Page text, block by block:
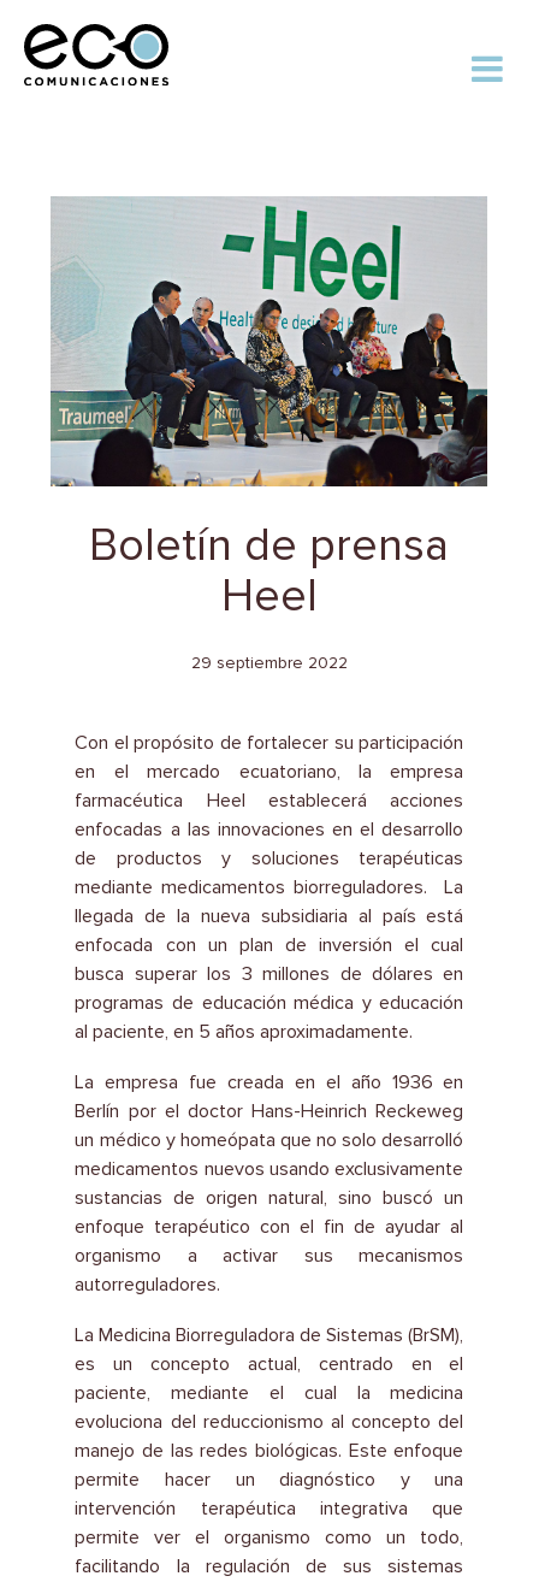
Boletín de prensa
Heel
29 septiembre 2022
Con el propósito de fortalecer su participación
en el mercado ecuatoriano, la empresa
farmacéutica Heel establecerá acciones
enfocadas a las innovaciones en el desarrollo
de productos y soluciones terapéuticas
mediante medicamentos biorreguladores. La
llegada de la nueva subsidiaria al país está
enfocada con un plan de inversión el cual
busca superar los 3 millones de dólares en
programas de educación médica y educación
al paciente, en 5 años aproximadamente.
La empresa fue creada en el año 1936 en
Berlín por el doctor Hans-Heinrich Reckeweg
un médico y homeópata que no solo desarrolló
medicamentos nuevos usando exclusivamente
sustancias de origen natural, sino buscó un
enfoque terapéutico con el fin de ayudar al
organismo a activar sus mecanismos
autorreguladores.
La Medicina Biorreguladora de Sistemas (BrSM),
es un concepto actual, centrado en el
paciente, mediante el cual la medicina
evoluciona del reduccionismo al concepto del
manejo de las redes biológicas. Este enfoque
permite hacer un diagnóstico y una
intervención terapéutica integrativa que
permite ver el organismo como un todo,
facilitando la regulación de sus sistemas